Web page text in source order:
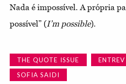
Nada é impossível. A própria
possível” (I’m possible).
THE QUOTE ISSUE
SOFIA SAIDI